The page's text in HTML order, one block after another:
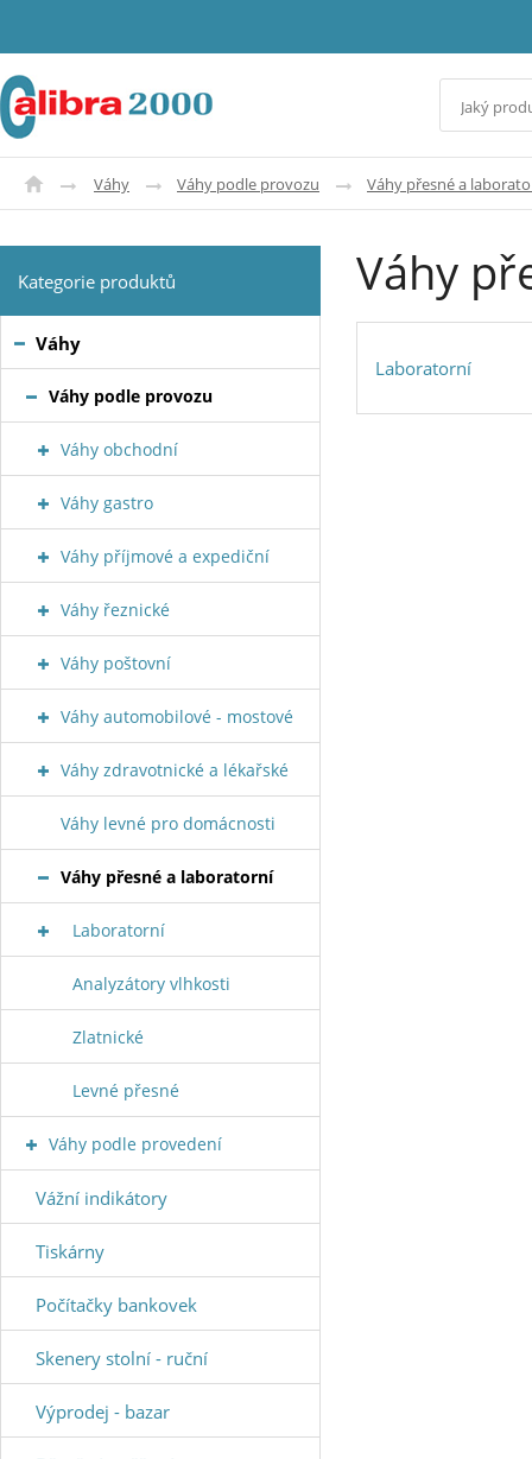
Váhy Váhy podle provozu Váhy přesné a
Váhy
Laboratorní
Kategorie produktů
Váhy
Váhy podle provozu
Váhy obchodní
Váhy gastro
Váhy příjmové a expediční
Váhy řeznické
Váhy poštovní
Váhy automobilové - mostové
Váhy zdravotnické a lékařské
Váhy levné pro domácnosti
Váhy přesné a laboratorní
Laboratorní
Analyzátory vlhkosti
Zlatnické
Levné přesné
Váhy podle provedení
Vážní indikátory
Tiskárny
Počítačky bankovek
Skenery stolní - ruční
Výprodej - bazar